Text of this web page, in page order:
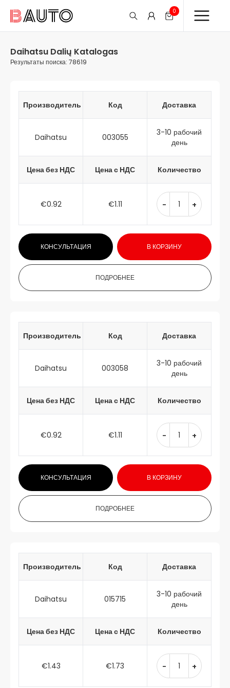
0
Daihatsu Dalių Katalogas
Результаты поиска: 78619
Производитель Код Доставка
Daihatsu 003055
3-10 рабочий
день
Цена без НДС Цена с НДС Количество
€0.92 €1.11 - +
КОНСУЛЬТАЦИЯ В КОРЗИНУ
ПОДРОБНЕЕ
Производитель Код Доставка
Daihatsu 003058
3-10 рабочий
день
Цена без НДС Цена с НДС Количество
€0.92 €1.11 - +
КОНСУЛЬТАЦИЯ В КОРЗИНУ
ПОДРОБНЕЕ
Производитель Код Доставка
Daihatsu 015715
3-10 рабочий
день
Цена без НДС Цена с НДС Количество
€1.43 €1.73 - +